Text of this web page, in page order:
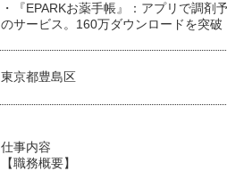
・『EPARKお薬手帳』：アプリで調
のサービス。160万ダウンロードを突破
東京都豊島区
仕事内容
【職務概要】